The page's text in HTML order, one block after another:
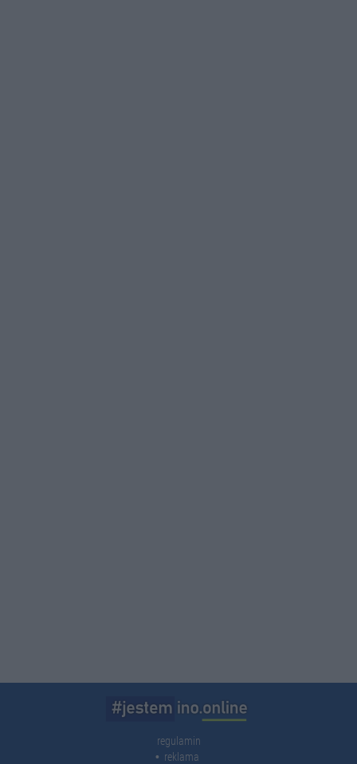
regulamin
reklama